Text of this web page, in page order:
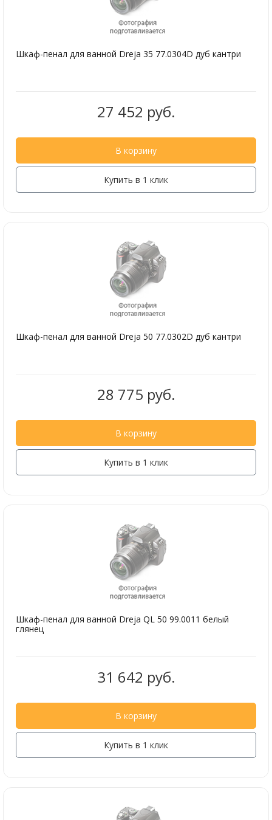
Шкаф-пенал для ванной Dreja 35 77.0304D дуб кантри
27 452 руб.
В корзину
Купить в 1 клик
Шкаф-пенал для ванной Dreja 50 77.0302D дуб кантри
28 775 руб.
В корзину
Купить в 1 клик
Шкаф-пенал для ванной Dreja QL 50 99.0011 белый
глянец
31 642 руб.
В корзину
Купить в 1 клик